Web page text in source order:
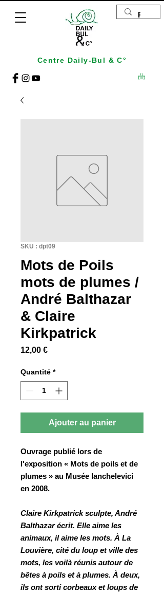
Centre Daily-Bul & C°
SKU : dpt09
Mots de Poils
mots de plumes /
André Balthazar
& Claire
Kirkpatrick
12,00 €Prix
Quantité *
Ajouter au panier
Ouvrage publié lors de
l'exposition « Mots de poils et de
plumes » au Musée Ianchelevici
en 2008.
Claire Kirkpatrick sculpte, André
Balthazar écrit. Elle aime les
animaux, il aime les mots. À La
Louvière, cité du loup et ville des
mots, les voilà réunis autour de
bêtes à poils et à plumes. À deux,
ils ont sorti corbeaux et loups de